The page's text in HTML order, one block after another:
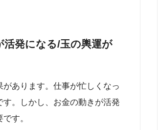
活発になる/玉の輿運が
があります。仕事が忙しくなっ
。しかし、お金の動きが活発
す。